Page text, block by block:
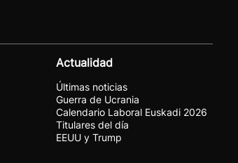
Actualidad
Últimas noticias
Guerra de Ucrania
Calendario Laboral Euskadi 2026
Titulares del día
EEUU y Trump